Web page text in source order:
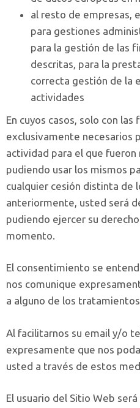
al resto de empresas,
para gestiones
para la gestión de las
descritas, para la
correcta gestión de la
actividades
En cuyos casos, solo con las
exclusivamente necesarios
actividad para el que fueron
pudiendo usar los mismos
cualquier cesión distinta de
anteriormente, usted será
pudiendo ejercer su
momento.
El consentimiento se
nos comunique
a alguno de los
Al facilitarnos su email y/o
expresamente que nos
usted a través de estos
El usuario del Sitio Web